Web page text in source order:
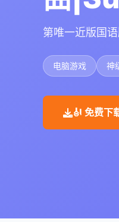
第唯一近版国
电脑游戏 神
🎻 免费下